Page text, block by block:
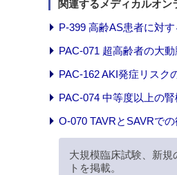
関連するメディカルオン
P-399 高齢AS患者に対
PAC-071 超高齢者の大
PAC-162 AKI発症リスク
PAC-074 中等度以上の
O-070 TAVRとSAVRで
大規模臨床試験、新
トを掲載。